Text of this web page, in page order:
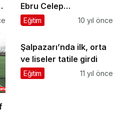
Ebru Celep
Şalpazarı’nda
Eğitim 10 yıl önce
Şalpazarı’nda ilk, orta
ve liseler tatile girdi
Eğitim 11 yıl önce